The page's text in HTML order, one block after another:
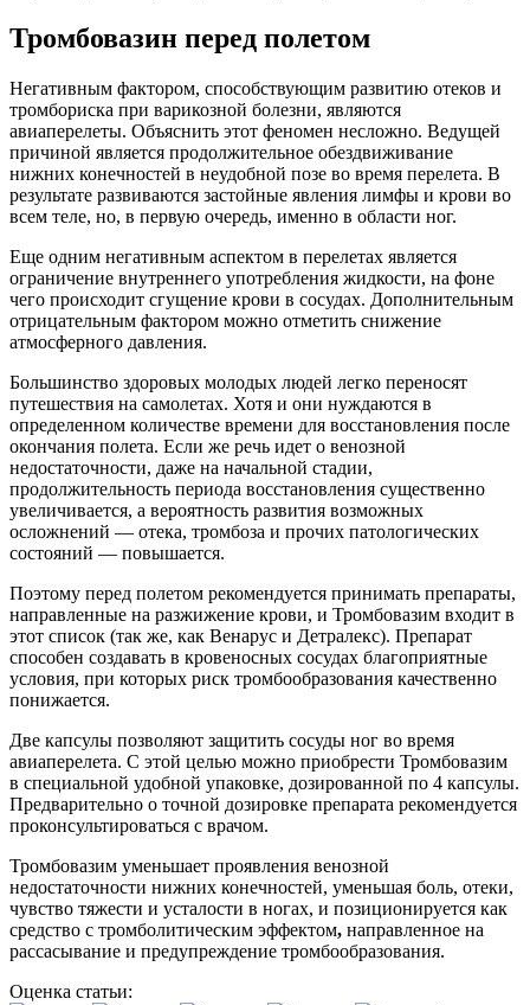
Тромбовазин перед полетом
Негативным фактором, способствующим развитию отеков и
тромбориска при варикозной болезни, являются
авиаперелеты. Объяснить этот феномен несложно. Ведущей
причиной является продолжительное обездвиживание
нижних конечностей в неудобной позе во время перелета. В
результате развиваются застойные явления лимфы и крови во
всем теле, но, в первую очередь, именно в области ног.
Еще одним негативным аспектом в перелетах является
ограничение внутреннего употребления жидкости, на фоне
чего происходит сгущение крови в сосудах. Дополнительным
отрицательным фактором можно отметить снижение
атмосферного давления.
Большинство здоровых молодых людей легко переносят
путешествия на самолетах. Хотя и они нуждаются в
определенном количестве времени для восстановления после
окончания полета. Если же речь идет о венозной
недостаточности, даже на начальной стадии,
продолжительность периода восстановления существенно
увеличивается, а вероятность развития возможных
осложнений — отека, тромбоза и прочих патологических
состояний — повышается.
Поэтому перед полетом рекомендуется принимать препараты,
направленные на разжижение крови, и Тромбовазим входит в
этот список (так же, как Венарус и Детралекс). Препарат
способен создавать в кровеносных сосудах благоприятные
условия, при которых риск тромбообразования качественно
понижается.
Две капсулы позволяют защитить сосуды ног во время
авиаперелета. С этой целью можно приобрести Тромбовазим
в специальной удобной упаковке, дозированной по 4 капсулы.
Предварительно о точной дозировке препарата рекомендуется
проконсультироваться с врачом.
Тромбовазим уменьшает проявления венозной
недостаточности нижних конечностей, уменьшая боль, отеки,
чувство тяжести и усталости в ногах, и позиционируется как
средство с тромболитическим эффектом, направленное на
рассасывание и предупреждение тромбообразования.
Оценка статьи: